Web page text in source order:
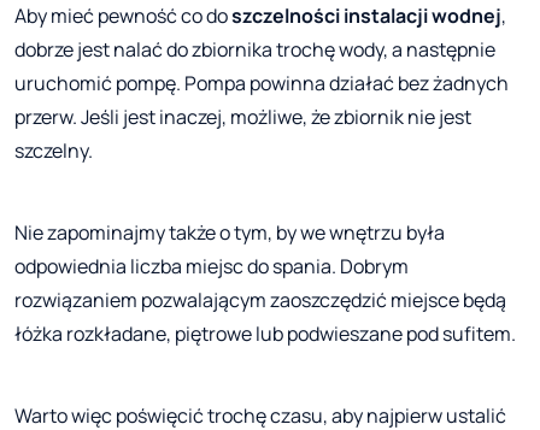
Aby mieć pewność co doszczelności instalacji wodnej,
dobrze jest nalać do zbiornika trochę wody, a następnie
uruchomić pompę. Pompa powinna działać bez żadnych
przerw. Jeśli jest inaczej, możliwe, że zbiornik nie jest
szczelny.
Nie zapominajmy także o tym, by we wnętrzu była
odpowiednia liczba miejsc do spania. Dobrym
rozwiązaniem pozwalającym zaoszczędzić miejsce będą
łóżka rozkładane, piętrowe lub podwieszane pod sufitem.
Warto więc poświęcić trochę czasu, aby najpierw ustalić